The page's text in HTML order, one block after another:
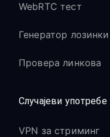
WebRTC тест
Генератор лозинки
Провера линкова
Случајеви употребе
VPN за стриминг